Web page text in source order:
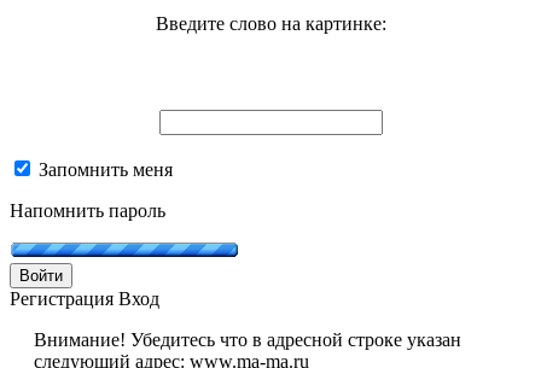
Введите слово на картинке:
Запомнить меня
Напомнить пароль
Войти
Регистрация Вход
Внимание! Убедитесь что в адресной строке указан
следующий адрес: www.ma-ma.ru